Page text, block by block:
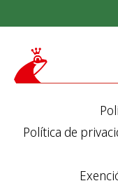
Política de